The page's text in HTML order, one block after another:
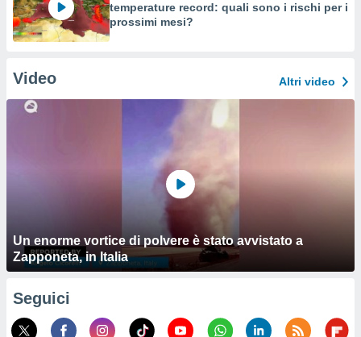
temperature record: quali sono i rischi per i
prossimi mesi?
Video Altri video
Un enorme vortice di polvere è stato avvistato a
Zapponeta, in Italia
Seguici